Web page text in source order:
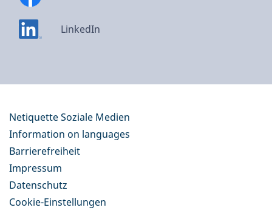
LinkedIn
Netiquette Soziale Medien
Information on languages
Barrierefreiheit
Impressum
Datenschutz
Cookie-Einstellungen